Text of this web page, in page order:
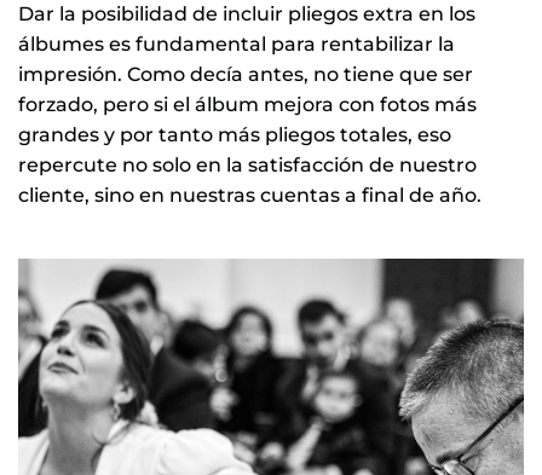
Dar la posibilidad de incluir pliegos extra en los
álbumes es fundamental para rentabilizar la
impresión. Como decía antes, no tiene que ser
forzado, pero si el álbum mejora con fotos más
grandes y por tanto más pliegos totales, eso
repercute no solo en la satisfacción de nuestro
cliente, sino en nuestras cuentas a final de año.